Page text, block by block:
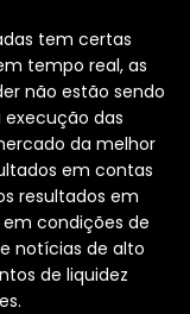
tem certas
tempo real, as
não estão sendo
das
da melhor
em contas
resultados em
condições de
notícias de alto
de liquidez